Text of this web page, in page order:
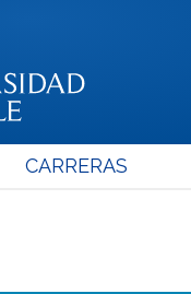
CARRERAS